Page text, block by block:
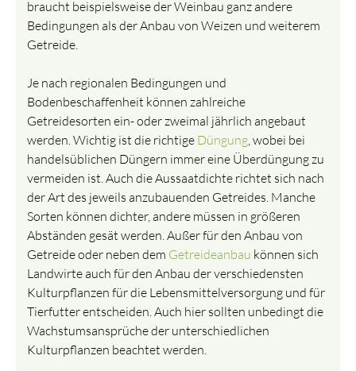
braucht beispielsweise der Weinbau ganz andere
Bedingungen als der Anbau von Weizen und weiterem
Getreide.
Je nach regionalen Bedingungen und
Bodenbeschaffenheit können zahlreiche
Getreidesorten ein- oder zweimal jährlich angebaut
werden. Wichtig ist die richtige Düngung , wobei bei
handelsüblichen Düngern immer eine Überdüngung zu
vermeiden ist. Auch die Aussaatdichte richtet sich nach
der Art des jeweils anzubauenden Getreides. Manche
Sorten können dichter, andere müssen in größeren
Abständen gesät werden. Außer für den Anbau von
Getreide oder neben dem Getreideanbau können sich
Landwirte auch für den Anbau der verschiedensten
Kulturpflanzen für die Lebensmittelversorgung und für
Tierfutter entscheiden. Auch hier sollten unbedingt die
Wachstumsansprüche der unterschiedlichen
Kulturpflanzen beachtet werden.